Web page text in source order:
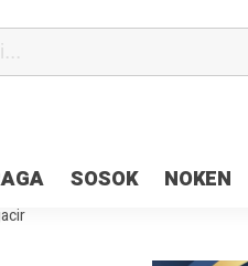
SOSOK NOKEN
Polri di Deklarasi Pemilu Ceria
10 Persen, Deposit Kas Daerah